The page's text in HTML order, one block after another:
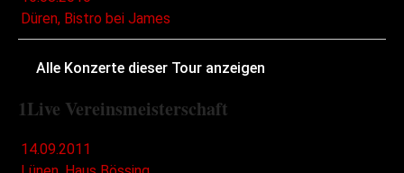
Düren, Bistro bei James
Alle Konzerte dieser Tour anzeigen
1Live Vereinsmeisterschaft
14.09.2011